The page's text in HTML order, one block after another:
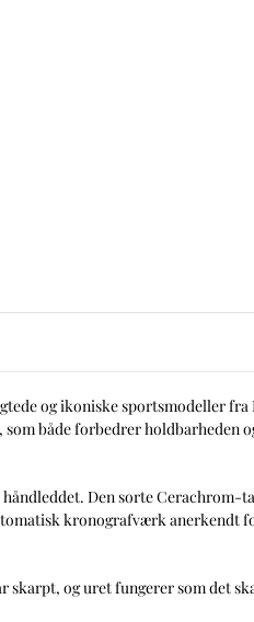
og ikoniske sportsmodeller
både forbedrer holdbarheden
Den sorte Cerachrom-
kronografværk anerkendt
og uret fungerer som det